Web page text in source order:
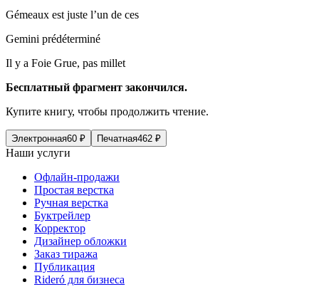
Gémeaux est juste l’un de ces
Gemini prédéterminé
Il y a Foie Grue, pas millet
Бесплатный фрагмент закончился.
Купите книгу, чтобы продолжить чтение.
Электронная60 ₽ Печатная462 ₽
Наши услуги
Офлайн-продажи
Простая верстка
Ручная верстка
Буктрейлер
Корректор
Дизайнер обложки
Заказ тиража
Публикация
Rideró для бизнеса